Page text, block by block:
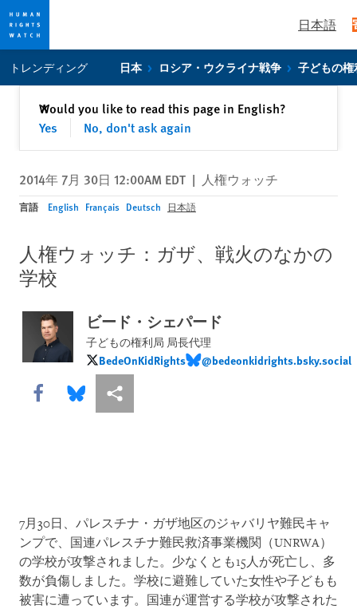
privacy
content
日本語
トレンディング 日本 ロシア・ウクライナ戦争 子どもの権
Would you like to read this page in English?
Yes
No, don't ask again
✕閉じる
2014年 7月 30日 12:00AM EDT | 人権ウォッチ
言語 English Français Deutsch 日本語
人権ウォッチ：ガザ、戦火のなかの
学校
ビード・シェパード
子どもの権利局 局長代理
BedeOnKidRights
BedeOnKidRights@bedeonkidrights.bsky.social
@bedeonkidrights.bsky.social
Share this via Facebook
Share this via Bluesky
More sharing options
7月30日、パレスチナ・ガザ地区のジャバリヤ難民キャ
ンプで、国連パレスチナ難民救済事業機関（UNRWA）
の学校が攻撃されました。少なくとも15人が死亡し、多
数が負傷しました。学校に避難していた女性や子どもも
被害に遭っています。国連が運営する学校が攻撃された